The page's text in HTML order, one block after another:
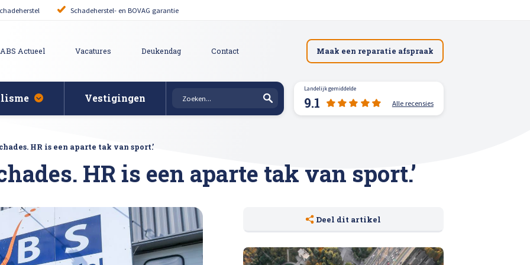
Schadeherstel- en BOVAG garantie
ABS Actueel Vacatures Deukendag Contact Maak een reparatie afspraak
reparatie
polijsten en afstellen Krassen verwijderen
Steenslag herstellen
herstellen Hagelschade herstellen
Vestigingen
Landelijk gemiddelde
9.1 Alle recensies
Afspraak maken
HR is een aparte tak van sport.’
HR is een aparte tak van sport.’
Deel dit artikel